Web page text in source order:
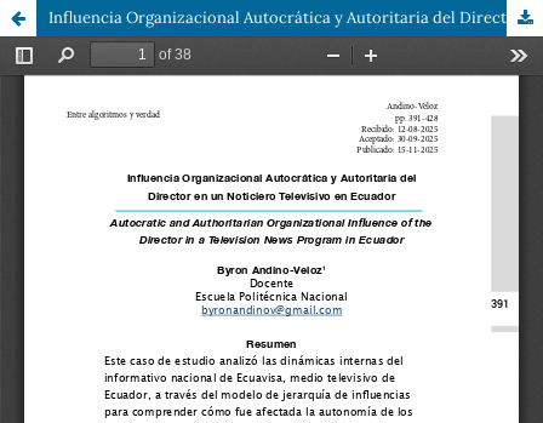
Influencia Organizacional Autocrática y Autoritaria del Director en un Noticiero Televisivo en Ecuador